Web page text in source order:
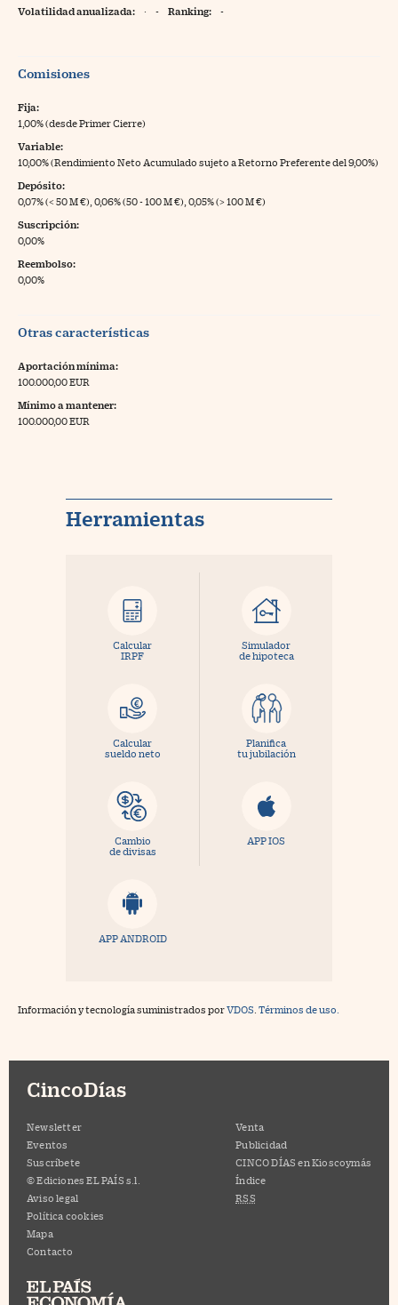
Volatilidad anualizada: · - Ranking: -
Comisiones
Fija:
1,00% (desde Primer Cierre)
Variable:
10,00% (Rendimiento Neto Acumulado sujeto a Retorno Preferente del 9,00%)
Depósito:
0,07% (< 50 M €), 0,06% (50 - 100 M €), 0,05% (> 100 M €)
Suscripción:
0,00%
Reembolso:
0,00%
Otras características
Aportación mínima:
100.000,00 EUR
Mínimo a mantener:
100.000,00 EUR
Herramientas
Calcular
IRPF
Simulador
de hipoteca
Calcular
sueldo neto
Planifica
tu jubilación
Cambio
de divisas
APP IOS
APP ANDROID
Información y tecnología suministrados porVDOS Términos de uso.
CincoDías
Newsletter
Eventos
Suscríbete
© Ediciones EL PAÍS s.l.
Aviso legal
Política cookies
Mapa
Contacto
Venta
Publicidad
CINCO DÍAS en Kioscoymás
Índice
RSS